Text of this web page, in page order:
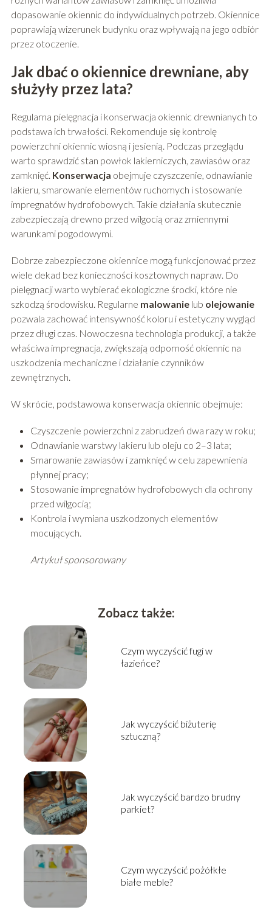
dopasowanie okiennic do indywidualnych potrzeb. Okiennice
poprawiają wizerunek budynku oraz wpływają na jego odbiór
przez otoczenie.
Jak dbać o okiennice drewniane, aby
służyły przez lata?
Regularna pielęgnacja i konserwacja okiennic drewnianych to
podstawa ich trwałości. Rekomenduje się kontrolę
powierzchni okiennic wiosną i jesienią. Podczas przeglądu
warto sprawdzić stan powłok lakierniczych, zawiasów oraz
zamknięć. Konserwacja obejmuje czyszczenie, odnawianie
lakieru, smarowanie elementów ruchomych i stosowanie
impregnatów hydrofobowych. Takie działania skutecznie
zabezpieczają drewno przed wilgocią oraz zmiennymi
warunkami pogodowymi.
Dobrze zabezpieczone okiennice mogą funkcjonować przez
wiele dekad bez konieczności kosztownych napraw. Do
pielęgnacji warto wybierać ekologiczne środki, które nie
szkodzą środowisku. Regularne malowanielub olejowanie
pozwala zachować intensywność koloru i estetyczny wygląd
przez długi czas. Nowoczesna technologia produkcji, a także
właściwa impregnacja, zwiększają odporność okiennic na
uszkodzenia mechaniczne i działanie czynników
zewnętrznych.
W skrócie, podstawowa konserwacja okiennic obejmuje:
Czyszczenie powierzchni z zabrudzeń dwa razy w roku;
Odnawianie warstwy lakieru lub oleju co 2–3 lata;
Smarowanie zawiasów i zamknięć w celu zapewnienia
płynnej pracy;
Stosowanie impregnatów hydrofobowych dla ochrony
przed wilgocią;
Kontrola i wymiana uszkodzonych elementów
mocujących.
Artykuł sponsorowany
Zobacz także:
Czym wyczyścić fugi w
łazieńce?
Jak wyczyścić biżuterię
sztuczną?
Jak wyczyścić bardzo brudny
parkiet?
Czym wyczyścić pożółkłe
białe meble?